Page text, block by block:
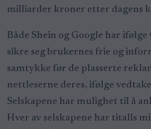
milliarder kroner etter dagens
Både Shein og Google har
sikre seg brukernes frie og
samtykke før de plasserte
nettleserne deres, ifølge
Selskapene har mulighet til å
Hver av selskapene har titalls